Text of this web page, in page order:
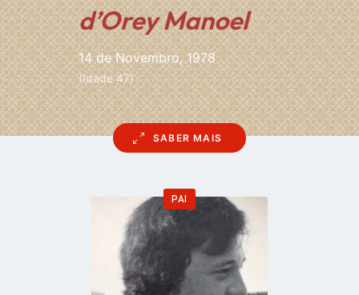
d’Orey Manoel
14 de Novembro, 1978
(Idade 47)
SABER MAIS
PAI
Go
profile
page